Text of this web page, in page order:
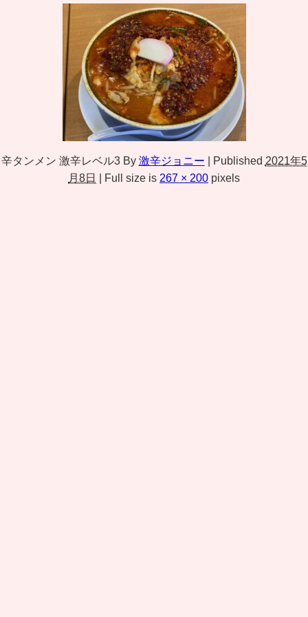
辛タンメン 激辛レベル3 By 激辛ジョニー Published 2021年5
月8日
Full size is 267 × 200 pixels